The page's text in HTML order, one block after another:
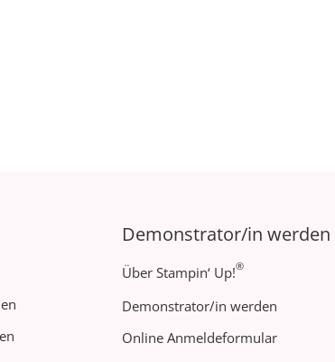
Demonstrator/in werden
Über Stampin‘ Up!®
Demonstrator/in werden
Online Anmeldeformular